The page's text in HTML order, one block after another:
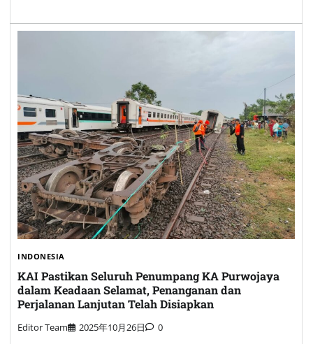
INDONESIA
KAI Pastikan Seluruh Penumpang KA Purwojaya
dalam Keadaan Selamat, Penanganan dan
Perjalanan Lanjutan Telah Disiapkan
Editor Team 2025年10月26日 0